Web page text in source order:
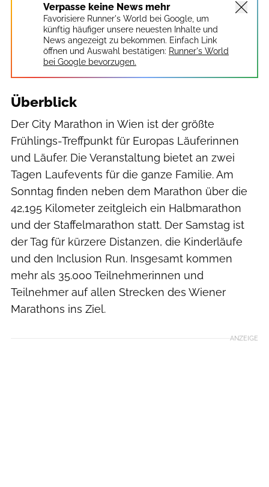
Verpasse keine News mehr
Favorisiere Runner's World bei Google, um
künftig häufiger unsere neuesten Inhalte und
News angezeigt zu bekommen. Einfach Link
öffnen und Auswahl bestätigen: Runner's World
bei Google bevorzugen.
Überblick
Der City Marathon in Wien ist der größte
Frühlings-Treffpunkt für Europas Läuferinnen
und Läufer. Die Veranstaltung bietet an zwei
Tagen Laufevents für die ganze Familie. Am
Sonntag finden neben dem Marathon über die
42,195 Kilometer zeitgleich ein Halbmarathon
und der Staffelmarathon statt. Der Samstag ist
der Tag für kürzere Distanzen, die Kinderläufe
und den Inclusion Run. Insgesamt kommen
mehr als 35.000 Teilnehmerinnen und
Teilnehmer auf allen Strecken des Wiener
Marathons ins Ziel.
ANZEIGE